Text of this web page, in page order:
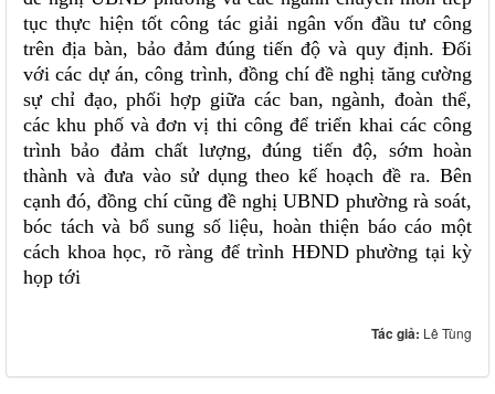
tục thực hiện tốt công tác giải ngân vốn đầu tư công
trên địa bàn, bảo đảm đúng tiến độ và quy định. Đối
với các dự án, công trình, đồng chí đề nghị tăng cường
sự chỉ đạo, phối hợp giữa các ban, ngành, đoàn thể,
các khu phố và đơn vị thi công để triển khai các công
trình bảo đảm chất lượng, đúng tiến độ, sớm hoàn
thành và đưa vào sử dụng theo kế hoạch đề ra. Bên
cạnh đó, đồng chí cũng đề nghị UBND phường rà soát,
bóc tách và bổ sung số liệu, hoàn thiện báo cáo một
cách khoa học, rõ ràng để trình HĐND phường tại kỳ
họp tới
Tác giả: Lê Tùng